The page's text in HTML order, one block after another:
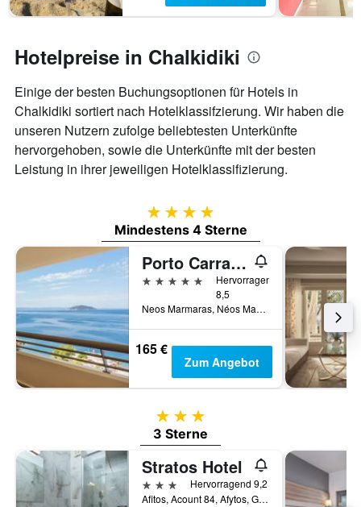
Hotelpreise in Chalkidiki
Einige der besten Buchungsoptionen für Hotels in
Chalkidiki sortiert nach Hotelklassifzierung. Wir haben die
unseren Nutzern zufolge beliebtesten Unterkünfte
hervorgehoben, sowie die Unterkünfte mit der besten
Leistung in ihrer jeweiligen Hotelklassifizierung.
4 Sterne
Mindestens 4 Sterne
Porto Carras Meliton
5 Sterne
Hervorragend
8,5
Neos Marmaras, Néos Marmarás, Griechenland
165 €
Zum Angebot
3 Sterne
3 Sterne
Stratos Hotel
3 Sterne
Hervorragend 9,2
Afitos, Acount 84, Afytos, Griechenland